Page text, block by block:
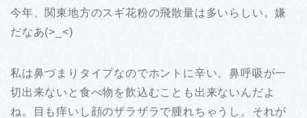
今年、関東地方のスギ花粉の飛散量は多いらしい。嫌
だなあ(>_<)
私は鼻づまりタイプなのでホントに辛い。鼻呼吸が一
切出来ないと食べ物を飲込むことも出来ないんだよ
ね。目も痒いし顔のザラザラで腫れちゃうし。それが